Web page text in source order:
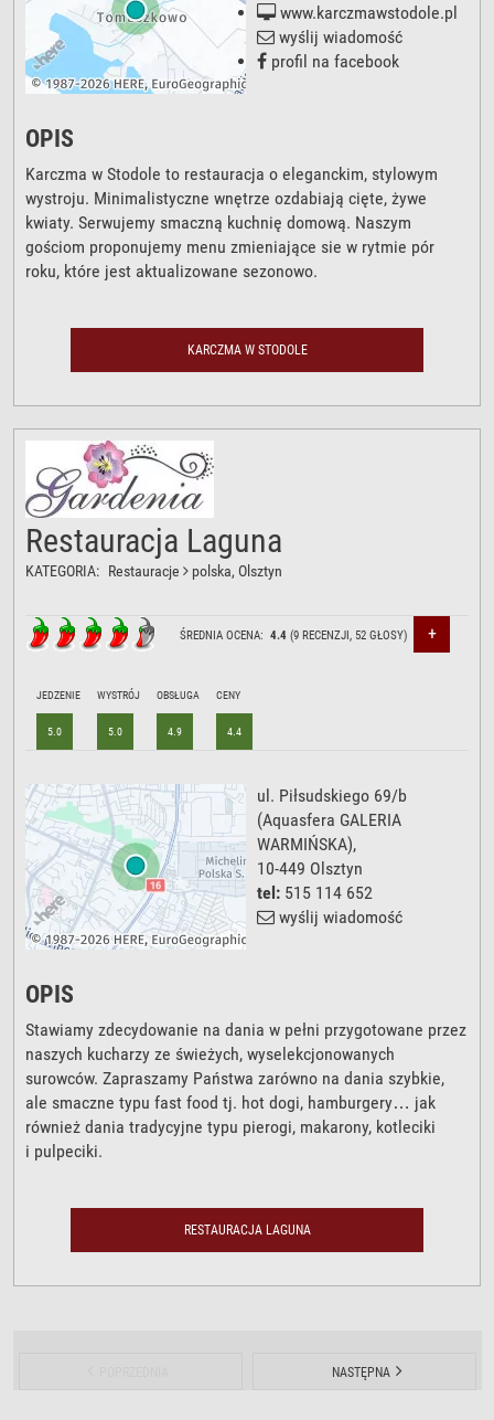
www.karczmawstodole.pl
wyślij wiadomość
profil na facebook
OPIS
Karczma w Stodole to restauracja o eleganckim, stylowym
wystroju. Minimalistyczne wnętrze ozdabiają cięte, żywe
kwiaty. Serwujemy smaczną kuchnię domową. Naszym
gościom proponujemy menu zmieniające sie w rytmie pór
roku, które jest aktualizowane sezonowo.
KARCZMA W STODOLE
Restauracja Laguna
KATEGORIA: Restauracje polska, Olsztyn
ŚREDNIA OCENA:4.4 (9 RECENZJI, 52 GŁOSY) +
JEDZENIE
5.0
WYSTRÓJ
5.0
OBSŁUGA
4.9
CENY
4.4
ul. Piłsudskiego 69/b
(Aquasfera GALERIA
WARMIŃSKA),
10-449 Olsztyn
tel: 515 114 652
wyślij wiadomość
OPIS
Stawiamy zdecydowanie na dania w pełni przygotowane przez
naszych kucharzy ze świeżych, wyselekcjonowanych
surowców. Zapraszamy Państwa zarówno na dania szybkie,
ale smaczne typu fast food tj. hot dogi, hamburgery… jak
również dania tradycyjne typu pierogi, makarony, kotleciki
i pulpeciki.
RESTAURACJA LAGUNA
NASTĘPNA